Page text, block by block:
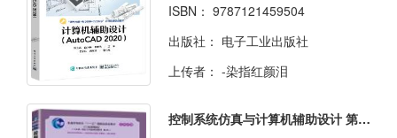
ISBN： 9787121459504
出版社： 电子工业出版社
上传者： -染指红颜泪
控制系统仿真与计算机辅助设计 第3版